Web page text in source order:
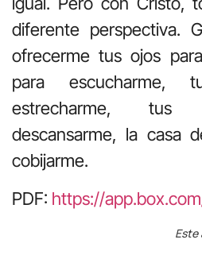
diferente perspectiva.
ofrecerme tus ojos
para escucharme,
estrecharme, tus
descansarme, la casa
cobijarme.
PDF: https://
Este